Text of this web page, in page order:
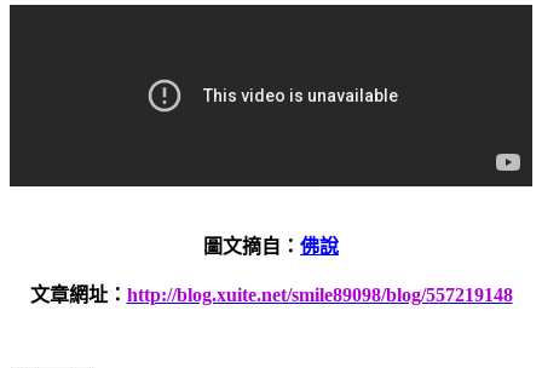
圖文摘自： 佛說
文章網址： http://blog.xuite.net/smile89098/blog/557219148